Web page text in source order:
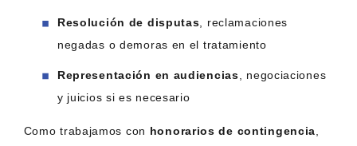
Resolución de disputas, reclamaciones
negadas o demoras en el tratamiento
Representación en audiencias , negociaciones
y juicios si es necesario
Como trabajamos con honorarios de contingencia,